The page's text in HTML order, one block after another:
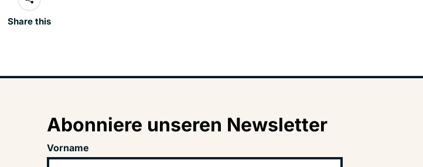
Share this
Abonniere unseren Newsletter
Vorname